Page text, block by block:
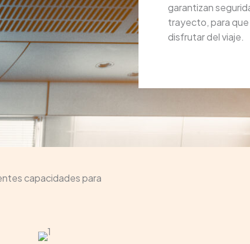
garantizan
trayecto, para
disfrutar del viaje.
capacidades para